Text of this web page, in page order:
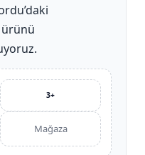
ürünü
3+
Mağaza